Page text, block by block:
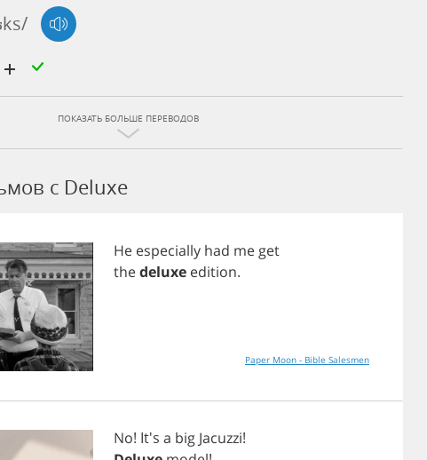
ПОКАЗАТЬ БОЛЬШЕ ПЕРЕВОДОВ
c Deluxe
He especially had me get
thedeluxe edition.
Paper Moon - Bible Salesmen
No! It's a big Jacuzzi!